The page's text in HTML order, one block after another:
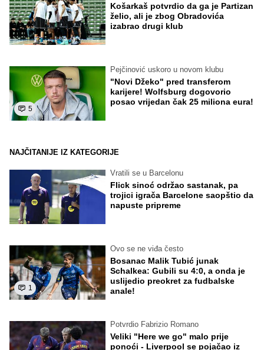
Košarkaš potvrdio da ga je Partizan
želio, ali je zbog Obradovića
izabrao drugi klub
5
Pejčinović uskoro u novom klubu
"Novi Džeko" pred transferom
karijere! Wolfsburg dogovorio
posao vrijedan čak 25 miliona eura!
NAJČITANIJE IZ KATEGORIJE
Vratili se u Barcelonu
Flick sinoć održao sastanak, pa
trojici igrača Barcelone saopštio da
napuste pripreme
1
Ovo se ne viđa često
Bosanac Malik Tubić junak
Schalkea: Gubili su 4:0, a onda je
uslijedio preokret za fudbalske
anale!
Potvrdio Fabrizio Romano
Veliki "Here we go" malo prije
ponoći - Liverpool se pojačao iz